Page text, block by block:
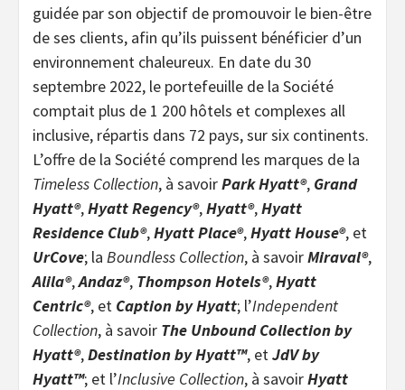
guidée par son objectif de promouvoir le bien-être
de ses clients, afin qu’ils puissent bénéficier d’un
environnement chaleureux. En date du 30
septembre 2022, le portefeuille de la Société
comptait plus de 1 200 hôtels et complexes all
inclusive, répartis dans 72 pays, sur six continents.
L’offre de la Société comprend les marques de la
Timeless Collection, à savoirPark Hyatt®, Grand
Hyatt®,Hyatt Regency®,Hyatt®,Hyatt
Residence Club®,Hyatt Place®,Hyatt House®, et
UrCove; la Boundless Collection, à savoirMiraval®,
Alila®,Andaz®, Thompson Hotels®,Hyatt
Centric®, et Caption by Hyatt; l’Independent
Collection, à savoir The Unbound Collection by
Hyatt®,Destination by Hyatt™, etJdV by
Hyatt™; et l’Inclusive Collection, à savoirHyatt